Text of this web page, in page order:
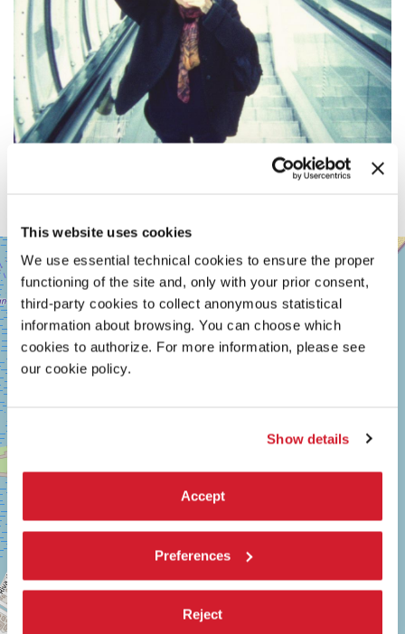
This website uses cookies
We use essential technical cookies to ensure the proper
functioning of the site and, only with your prior consent,
third-party cookies to collect anonymous statistical
information about browsing. You can choose which
cookies to authorize. For more information, please see
our cookie policy.
Show details
Accept
Preferences
Reject
SALA
GIARDINO
LUNGOMARE
MARCONI
30126
LIDO
DI
VENEZIA
TEL.
0415218711
info@labiennale.org